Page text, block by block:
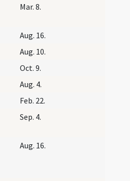
Mar. 8.
Aug. 16.
Aug. 10.
Oct. 9.
Aug. 4.
Feb. 22.
Sep. 4.
Aug. 16.